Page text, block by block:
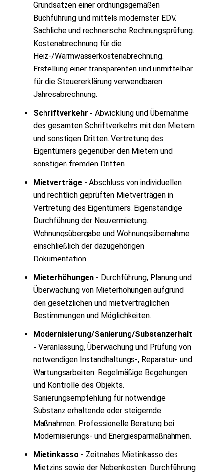
Grundsätzen einer ordnungsgemäßen
Buchführung und mittels modernster EDV.
Sachliche und rechnerische Rechnungsprüfung.
Kostenabrechnung für die
Heiz-/Warmwasserkostenabrechnung.
Erstellung einer transparenten und unmittelbar
für die Steuererklärung verwendbaren
Jahresabrechnung.
Schriftverkehr - Abwicklung und Übernahme
des gesamten Schriftverkehrs mit den Mietern
und sonstigen Dritten. Vertretung des
Eigentümers gegenüber den Mietern und
sonstigen fremden Dritten.
Mietverträge - Abschluss von individuellen
und rechtlich geprüften Mietverträgen in
Vertretung des Eigentümers. Eigenständige
Durchführung der Neuvermietung.
Wohnungsübergabe und Wohnungsübernahme
einschließlich der dazugehörigen
Dokumentation.
Mieterhöhungen - Durchführung, Planung und
Überwachung von Mieterhöhungen aufgrund
den gesetzlichen und mietvertraglichen
Bestimmungen und Möglichkeiten.
Modernisierung/Sanierung/Substanzerhalt
- Veranlassung, Überwachung und Prüfung von
notwendigen Instandhaltungs-, Reparatur- und
Wartungsarbeiten. Regelmäßige Begehungen
und Kontrolle des Objekts.
Sanierungsempfehlung für notwendige
Substanz erhaltende oder steigernde
Maßnahmen. Professionelle Beratung bei
Modernisierungs- und Energiesparmaßnahmen.
Mietinkasso - Zeitnahes Mietinkasso des
Mietzins sowie der Nebenkosten. Durchführung